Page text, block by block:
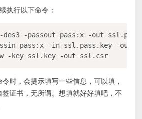
执行以下命令：
-des3 -passout pass:x -out
pass:x -in ssl.pass.key -out
时，会提示填写一些信息，可以填，
证书，无所谓。想填就好好填吧，不